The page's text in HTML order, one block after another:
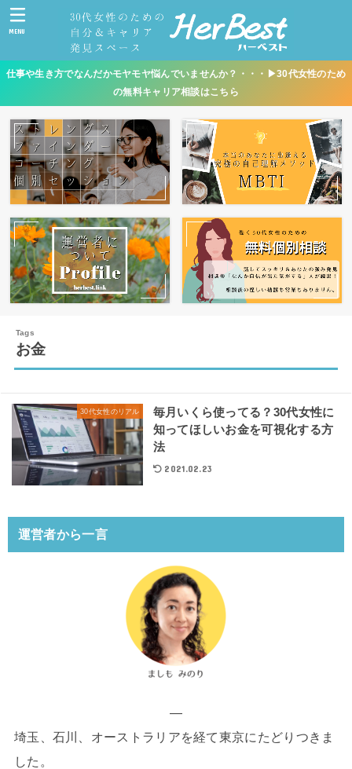
MENU
仕事や生き方でなんだかモヤモヤ悩んでいませんか？・・・▶︎30代女性のため
の無料キャリア相談はこちら
お金
30代女性のリアル
毎月いくら使ってる？30代女性に
知ってほしいお金を可視化する方
法
2021.02.23
運営者から一言
—
埼玉、石川、オーストラリアを経て東京にたどりつきま
した。